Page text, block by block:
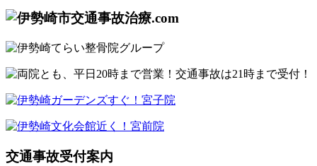
交通事故受付案内